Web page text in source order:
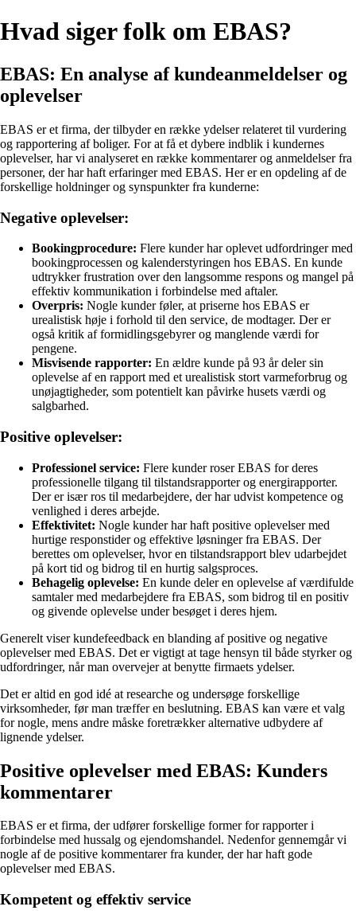
Hvad siger folk om EBAS?
EBAS: En analyse af kundeanmeldelser og
oplevelser
EBAS er et firma, der tilbyder en række ydelser relateret til vurdering
og rapportering af boliger. For at få et dybere indblik i kundernes
oplevelser, har vi analyseret en række kommentarer og anmeldelser fra
personer, der har haft erfaringer med EBAS. Her er en opdeling af de
forskellige holdninger og synspunkter fra kunderne:
Negative oplevelser:
Bookingprocedure: Flere kunder har oplevet udfordringer med
bookingprocessen og kalenderstyringen hos EBAS. En kunde
udtrykker frustration over den langsomme respons og mangel på
effektiv kommunikation i forbindelse med aftaler.
Overpris: Nogle kunder føler, at priserne hos EBAS er
urealistisk høje i forhold til den service, de modtager. Der er
også kritik af formidlingsgebyrer og manglende værdi for
pengene.
Misvisende rapporter: En ældre kunde på 93 år deler sin
oplevelse af en rapport med et urealistisk stort varmeforbrug og
unøjagtigheder, som potentielt kan påvirke husets værdi og
salgbarhed.
Positive oplevelser:
Professionel service: Flere kunder roser EBAS for deres
professionelle tilgang til tilstandsrapporter og energirapporter.
Der er især ros til medarbejdere, der har udvist kompetence og
venlighed i deres arbejde.
Effektivitet: Nogle kunder har haft positive oplevelser med
hurtige responstider og effektive løsninger fra EBAS. Der
berettes om oplevelser, hvor en tilstandsrapport blev udarbejdet
på kort tid og bidrog til en hurtig salgsproces.
Behagelig oplevelse: En kunde deler en oplevelse af værdifulde
samtaler med medarbejdere fra EBAS, som bidrog til en positiv
og givende oplevelse under besøget i deres hjem.
Generelt viser kundefeedback en blanding af positive og negative
oplevelser med EBAS. Det er vigtigt at tage hensyn til både styrker og
udfordringer, når man overvejer at benytte firmaets ydelser.
Det er altid en god idé at researche og undersøge forskellige
virksomheder, før man træffer en beslutning. EBAS kan være et valg
for nogle, mens andre måske foretrækker alternative udbydere af
lignende ydelser.
Positive oplevelser med EBAS: Kunders
kommentarer
EBAS er et firma, der udfører forskellige former for rapporter i
forbindelse med hussalg og ejendomshandel. Nedenfor gennemgår vi
nogle af de positive kommentarer fra kunder, der har haft gode
oplevelser med EBAS.
Kompetent og effektiv service